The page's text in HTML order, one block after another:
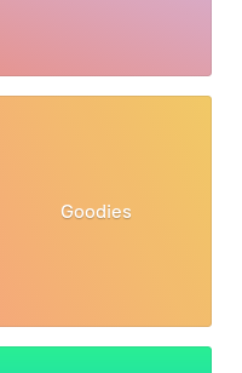
Goodies